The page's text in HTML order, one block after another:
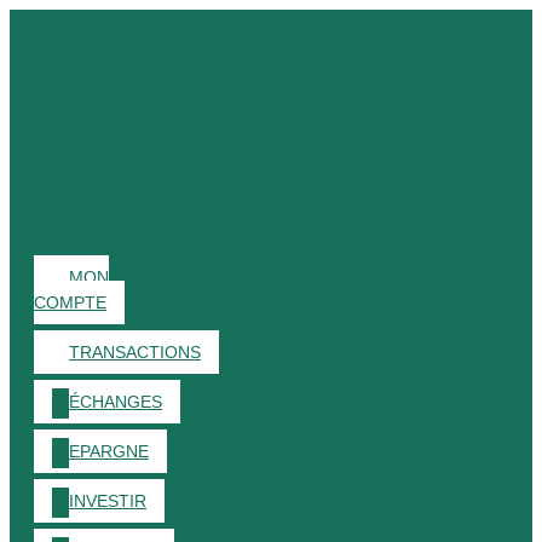
MON
COMPTE
TRANSACTIONS
ÉCHANGES
EPARGNE
INVESTIR